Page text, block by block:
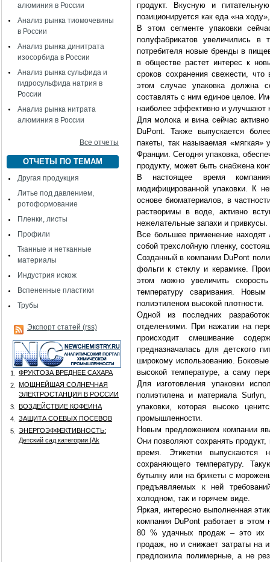
алюминия в России
Анализ рынка тиомочевины
в России
Анализ рынка динитрата
изосорбида в России
Анализ рынка сульфида и
гидросульфида натрия в
России
Анализ рынка нитрата
алюминия в России
Все отчеты
ОТЧЕТЫ ПО ТЕМАМ
Другая продукция
Литье под давлением,
ротоформование
Пленки, листы
Профили
Тканные и нетканные
материалы
Индустрия искож
Вспененные пластики
Трубы
Экспорт статей (rss)
1.
ФРУКТОЗА ВРЕДНЕЕ САХАРА
2.
МОЩНЕЙШАЯ СОЛНЕЧНАЯ
ЭЛЕКТРОСТАНЦИЯ В РОССИИ
3.
ВОЗДЕЙСТВИЕ КОФЕИНА
4.
ЗАЩИТА СОЕВЫХ ПОСЕВОВ
5.
ЭНЕРГОЭФФЕКТИВНОСТЬ:
Детский сад категории [Аk
продукт. Вкусную и
позиционируется как еда «на
В этом сегменте упаковки
полуфабрикатов увеличились
потребителя новые бренды в
в обществе растет интерес к
сроков сохранения свежести,
этом случае упаковка должна
составлять с ним единое целое.
наиболее эффективно и улучшают
Для молока и вина сейчас
DuPont. Также выпускается
пакеты, так называемая «мягкая»
Франции. Сегодня упаковка,
продукту, может быть снабжена
В настоящее время
модифицированной упаковки. К
основе биоматериалов, в
растворимы в воде, активно
нежелательные запахи и привкусы.
Все большее применение
собой трехслойную пленку,
Созданный в компании DuPont
фольги к стеклу и керамике.
этом можно увеличить
температуру сваривания.
полиэтиленом высокой плотности.
Одной из последних
отделениями. При нажатии на
происходит смешивание
предназначалась для детского
широкому использованию.
высокой температуре, а саму
Для изготовления упаковки
полиэтилена и материала
упаковки, которая высоко
промышленности.
Новым предложением компании
Они позволяют сохранять
время. Этикетки
сохраняющего температуру.
бутылку или на брикеты с
предъявляемых к ней
холодном, так и горячем виде.
Яркая, интересно выполненная
компания DuPont работает в
80 % удачных продаж – это их
продаж, но и снижает затраты на
предложила полимерные, а не